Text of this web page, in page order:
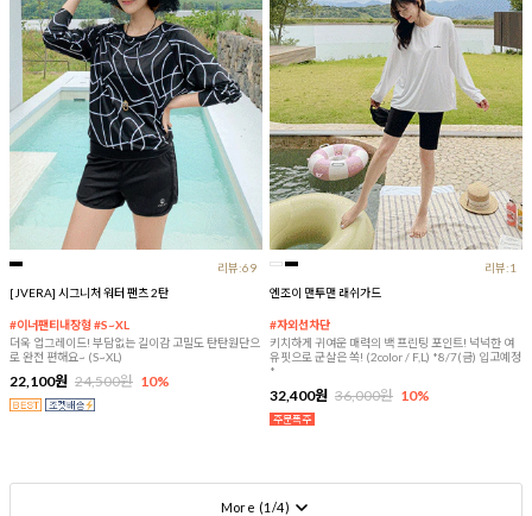
리뷰:69
[JVERA] 시그니처 워터 팬츠 2탄
#이너팬티내장형 #S~XL
더욱 업그레이드! 부담없는 길이감 고밀도 탄탄원단으
로 완전 편해요~ (S~XL)
22,100원 24,500원 10%
리뷰:1
엔조이 맨투맨 래쉬가드
#자외선차단
키치하게 귀여운 매력의 백 프린팅 포인트! 넉넉한 여
유핏으로 군살은 쏙! (2color / F,L) *8/7(금) 입고예정
*
32,400원 36,000원 10%
More (1 /4)